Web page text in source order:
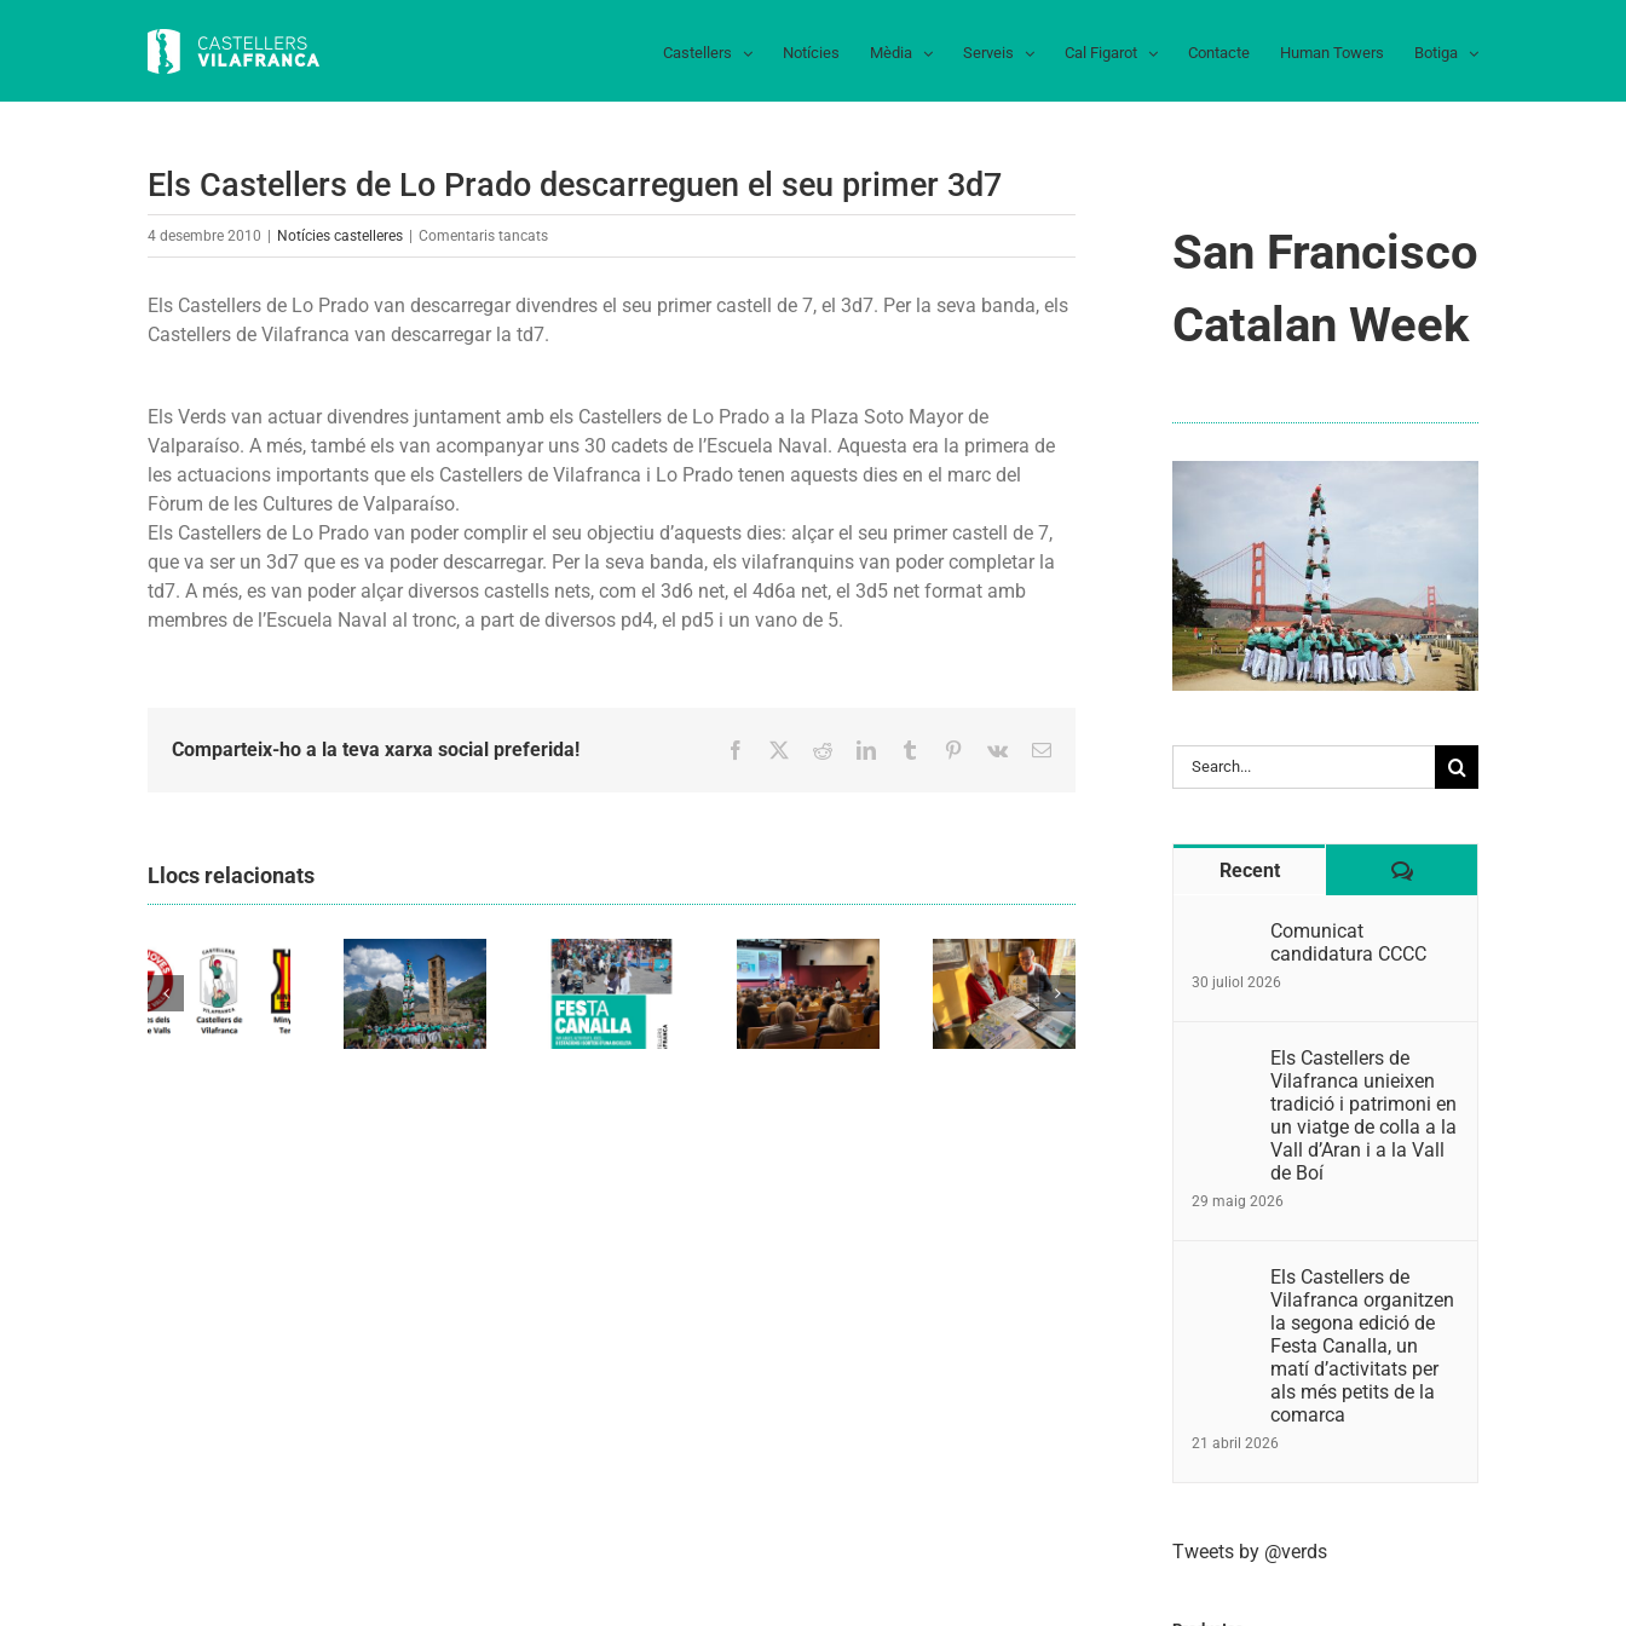
Castellers Notícies Mèdia Serveis Cal Figarot Contacte Human Towers Botiga
Els Castellers de Lo Prado descarreguen el seu primer 3d7
4 desembre 2010 Notícies castelleres Comentaris tancatsa
descarreguen
el
seu
3d7
Els Castellers de Lo Prado van descarregar divendres el seu primer castell de 7, el 3d7. Per la seva banda, els
Castellers de Vilafranca van descarregar la td7.
Els Verds van actuar divendres juntament amb els Castellers de Lo Prado a la Plaza Soto Mayor de
Valparaíso. A més, també els van acompanyar uns 30 cadets de l’Escuela Naval. Aquesta era la primera de
les actuacions importants que els Castellers de Vilafranca i Lo Prado tenen aquests dies en el marc del
Fòrum de les Cultures de Valparaíso.
Els Castellers de Lo Prado van poder complir el seu objectiu d’aquests dies: alçar el seu primer castell de 7,
que va ser un 3d7 que es va poder descarregar. Per la seva banda, els vilafranquins van poder completar la
td7. A més, es van poder alçar diversos castells nets, com el 3d6 net, el 4d6a net, el 3d5 net format amb
membres de l’Escuela Naval al tronc, a part de diversos pd4, el pd5 i un vano de 5.
Comparteix-ho a la teva xarxa social preferida! Facebook RedditLinkedInTumblr Pinterest
Vk Email:
Llocs relacionats
Els
Vilafranca
unieixen
tradició i
patrimoni
en un
Castellers
Vilafranca
organitzen
la segona
edició de
Festa
Canalla, un
Cal Figarot
lidera el
primer
d’energia
comunitària
Els Verds
presenten el
llibre
“Petita
història
dels
San Francisco
Catalan Week
Search
for:
Recent Comentaris
Comunicat
candidatura CCCC
30 juliol 2026
Els Castellers de
Vilafranca unieixen
tradició i patrimoni en
un viatge de colla a la
Vall d’Aran i a la Vall
de Boí
29 maig 2026
Els Castellers de
Vilafranca organitzen
la segona edició de
Festa Canalla, un
matí d’activitats per
als més petits de la
comarca
21 abril 2026
Tweets by @verds